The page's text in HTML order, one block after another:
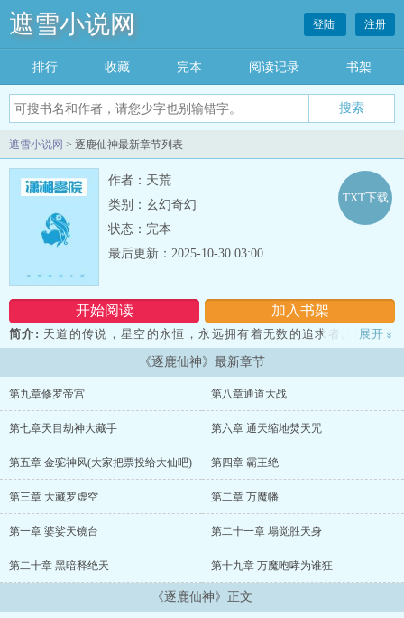
遮雪小说网 登陆 注册
排行 收藏 完本 阅读记录 书架
遮雪小说网 > 逐鹿仙神最新章节列表
作者：天荒
类别：玄幻奇幻
状态：完本
开始阅读 加入书架
TXT下载
最后更新：2025-10-30 03:00
简介: 天道的传说，星空的永恒，永远拥有着无数的追求者。 逆天
而行的修真者~~ 血腥杀戮的大天魔~~ 妖气纵横的戾界天妖
~~ 得道飞升的大罗仙人~~ 翱翔九天的天界神将~~ 极神共御的
神界星君~~ 还有那~~ 亘古存在，超脱诸罗界。凌驾于众神之上的
终梦想而展开~~...
展开 »
《逐鹿仙神》最新章节
第九章修罗帝宫 第八章通道大战
第七章天目劫神大藏手 第六章 通天缩地焚天咒
第五章 金驼神风(大家把票投给大仙吧) 第四章 霸王绝
第三章 大藏罗虚空 第二章 万魔幡
第一章 婆娑天镜台 第二十一章 塌觉胜天身
第二十章 黑暗释绝天 第十九章 万魔咆哮为谁狂
《逐鹿仙神》正文